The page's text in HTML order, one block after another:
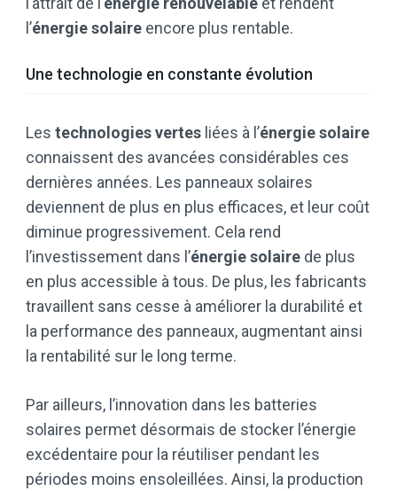
l’énergie solaire encore plus rentable.
Une technologie en constante évolution
Les technologies vertes liées à l’énergie solaire
connaissent des avancées considérables ces
dernières années. Les panneaux solaires
deviennent de plus en plus efficaces, et leur coût
diminue progressivement. Cela rend
l’investissement dans l’énergie solaire de plus
en plus accessible à tous. De plus, les fabricants
travaillent sans cesse à améliorer la durabilité et
la performance des panneaux, augmentant ainsi
la rentabilité sur le long terme.
Par ailleurs, l’innovation dans les batteries
solaires permet désormais de stocker l’énergie
excédentaire pour la réutiliser pendant les
périodes moins ensoleillées. Ainsi, la production